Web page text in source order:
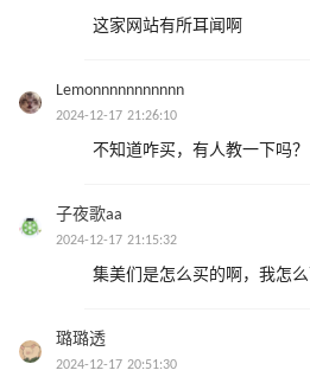
这家网站有所耳闻啊
Lemonnnnnnnnnnn
2024-12-17 21:26:10
不知道咋买，有人教一下吗？
子夜歌aa
2024-12-17 21:15:32
集美们是怎么买的啊，我怎么
璐璐透
2024-12-17 20:51:30